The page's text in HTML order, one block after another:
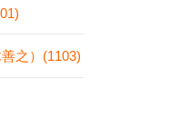
之）(1103)